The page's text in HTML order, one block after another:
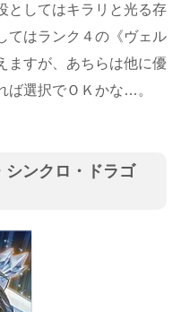
としてはキラリと光る存
てはランク４の《ヴェル
ますが、あちらは他に優
ば選択でＯＫかな…。
シンクロ・ドラゴ